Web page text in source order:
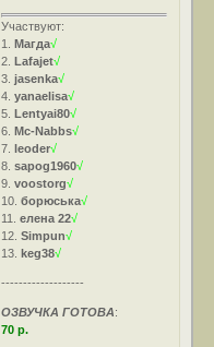
Участвуют:
1.Магда√
2.Lafajet√
3.jasenka√
4.yanaelisa√
5.Lentyai80√
6.Mc-Nabbs√
7.leoder√
8.sapog1960√
9.voostorg√
10.борюська√
11.елена 22√
12.Simpun√
13.keg38√
-------------------
ОЗВУЧКА ГОТОВА:
70 р.